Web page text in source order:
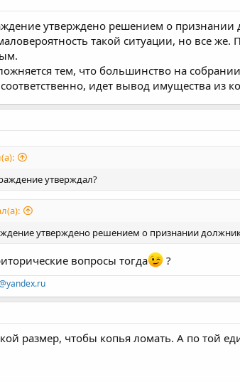
утверждено решением о признании
такой ситуации, но все
тем, что большинство на
идет вывод имущества из
утверждал?
утверждено решением о признании
вопросы тогда ?
размер, чтобы копья ломать. А по той